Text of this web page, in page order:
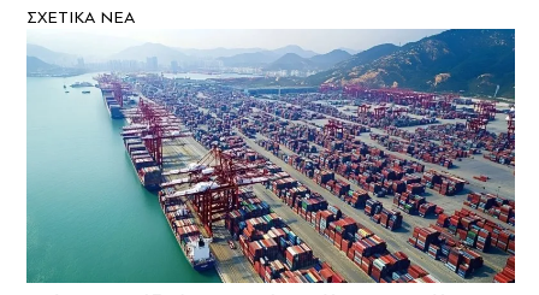
ΣXETIKA NEA